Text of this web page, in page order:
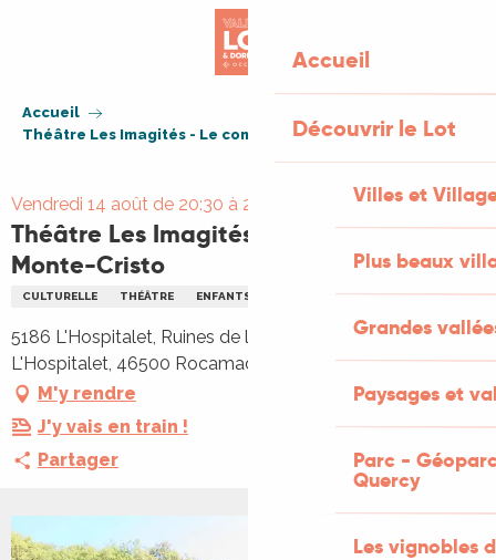
Accueil
Découvrir le Lot
Villes et
Plus beaux
Grandes
Paysages et
Parc -
Quercy
Les vignobles
Accueil
Théâtre Les Imagités - Le comte de Monte-Cristo
Vendredi 14 août de 20:30 à 21:45
Théâtre Les Imagités - Le comte de
Monte-Cristo
CULTURELLE THÉÂTRE ENFANTS THÉÂTRE
5186 L'Hospitalet, Ruines de l'ancien Hôpital, 5186
L'Hospitalet, 46500 Rocamadour
M'y rendre
J'y vais en train !
Partager